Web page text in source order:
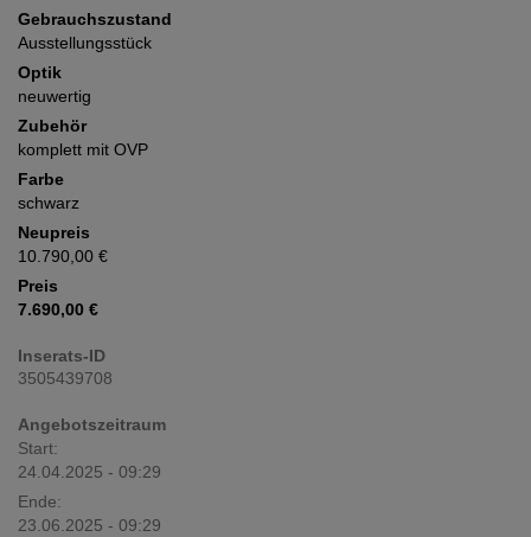
Gebrauchszustand
Ausstellungsstück
Optik
neuwertig
Zubehör
komplett mit OVP
Farbe
schwarz
Neupreis
10.790,00 €
Preis
7.690,00 €
Inserats-ID
3505439708
Angebotszeitraum
Start:
24.04.2025 - 09:29
Ende:
23.06.2025 - 09:29